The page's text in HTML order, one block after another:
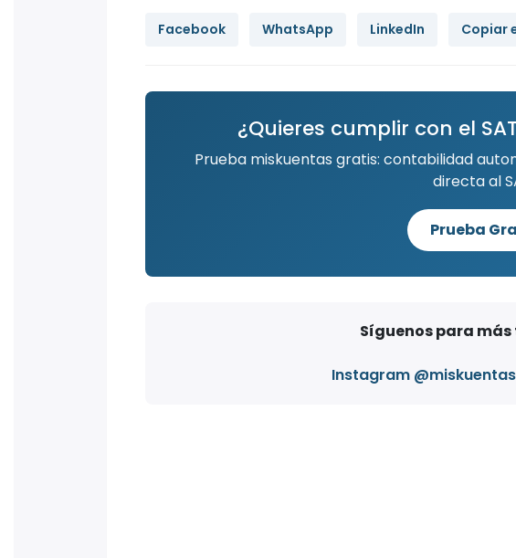
Facebook WhatsApp LinkedIn Copiar
¿Quieres cumplir con el
Prueba miskuentas gratis: contabilidad
directa al
Prueba
Síguenos para
Instagram